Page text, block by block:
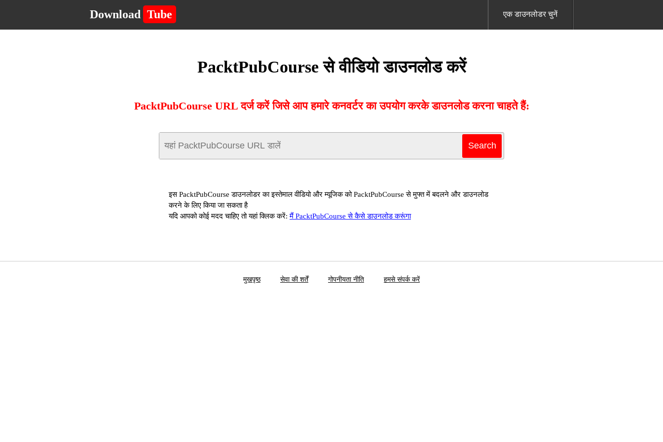
Download Tube एक डाउनलोडर चुनें
PacktPubCourse से वीडियो डाउनलोड करें
PacktPubCourse URL दर्ज करें जिसे आप हमारे कनवर्टर का उपयोग करके डाउनलोड करना चाहते हैं:
इस PacktPubCourse डाउनलोडर का इस्तेमाल वीडियो और म्यूजिक को PacktPubCourse से मुफ्त में बदलने और डाउनलोड
करने के लिए किया जा सकता है
यदि आपको कोई मदद चाहिए तो यहां क्लिक करें:मैं PacktPubCourse से कैसे डाउनलोड करूंगा
मुखपृष्ठ सेवा की शर्तें गोपनीयता नीति हमसे संपर्क करें